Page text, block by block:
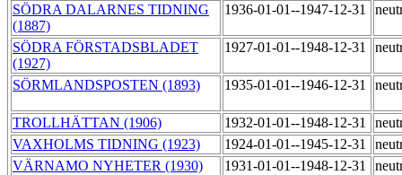
SÖDRA DALARNES TIDNING
(1887)
1936-01-01--1947-12-31
SÖDRA FÖRSTADSBLADET
(1927)
1927-01-01--1948-12-31
SÖRMLANDSPOSTEN (1893) 1935-01-01--1946-12-31
TROLLHÄTTAN (1906) 1932-01-01--1948-12-31
VAXHOLMS TIDNING (1923)
1924-01-01--1945-12-31
VÄRNAMO NYHETER (1930)
1931-01-01--1948-12-31